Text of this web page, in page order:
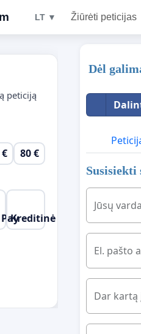
LT ▼ Žiūrėti peticijas
Dėl
Jūsų
El. pašto
Dar
peticiją
80 €
Kreditinė kordelė